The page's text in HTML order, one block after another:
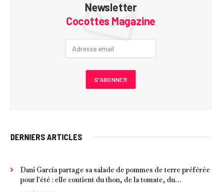
Newsletter
Cocottes Magazine
DERNIERS ARTICLES
Dani García partage sa salade de pommes de terre préférée
pour l'été : elle contient du thon, de la tomate, du
concombre et de l'œuf